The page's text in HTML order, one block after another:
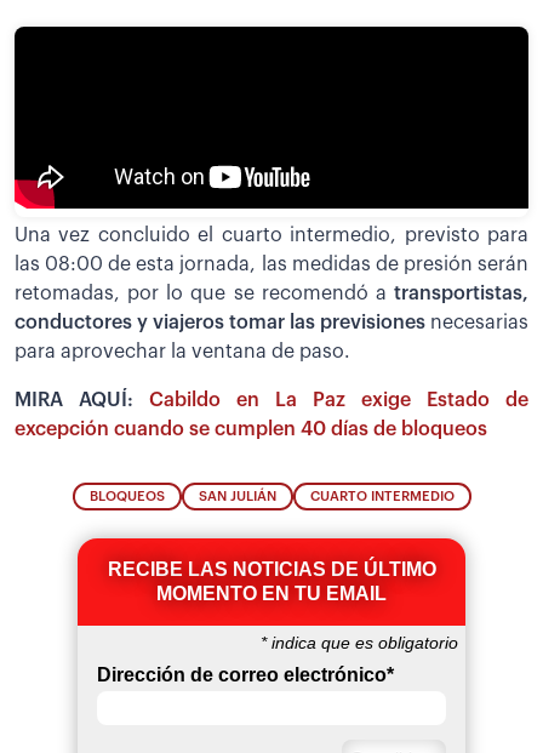
Una vez concluido el cuarto intermedio, previsto para
las 08:00 de esta jornada, las medidas de presión serán
retomadas, por lo que se recomendó a transportistas,
conductores y viajeros tomar las previsiones necesarias
para aprovechar la ventana de paso.
MIRA AQUÍ: Cabildo en La Paz exige Estado de
excepción cuando se cumplen 40 días de bloqueos
BLOQUEOS SAN JULIÁN CUARTO INTERMEDIO
RECIBE LAS NOTICIAS DE ÚLTIMO
MOMENTO EN TU EMAIL
*indica que es obligatorio
Dirección de correo electrónico*